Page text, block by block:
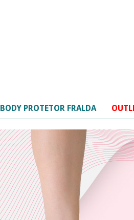
BODY PROTETOR FRALDA